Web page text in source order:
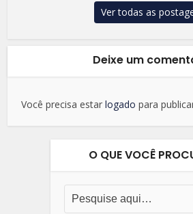
Ver todas as
Deixe um
Você precisa estarlogado para
O QUE VOCÊ